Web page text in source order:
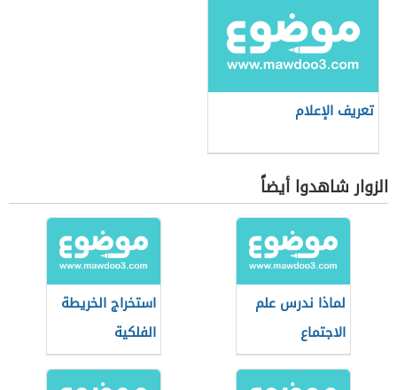
تعريف الإعلام
الزوار شاهدوا أيضاً
لماذا ندرس علم
الاجتماع
استخراج الخريطة
الفلكية